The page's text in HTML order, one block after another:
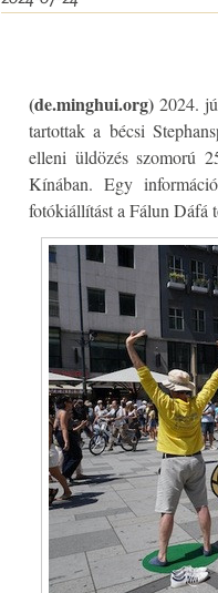
(de.minghui.org) 2024.
tartottak a bécsi
elleni üldözés szomorú
Kínában. Egy
fotókiállítást a Fálun Dáfá